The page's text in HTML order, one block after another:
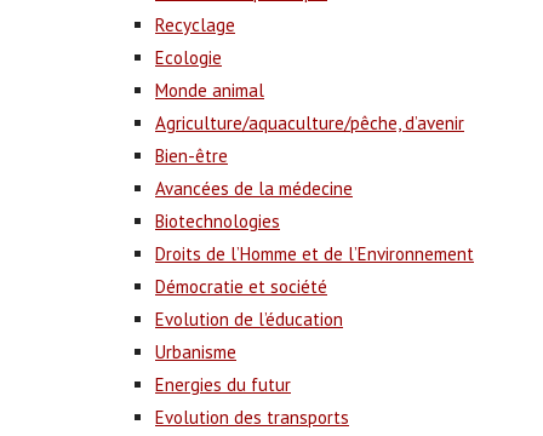
Recyclage
Ecologie
Monde animal
Agriculture/aquaculture/pêche, d’avenir
Bien-être
Avancées de la médecine
Biotechnologies
Droits de l’Homme et de l’Environnement
Démocratie et société
Evolution de l’éducation
Urbanisme
Energies du futur
Evolution des transports